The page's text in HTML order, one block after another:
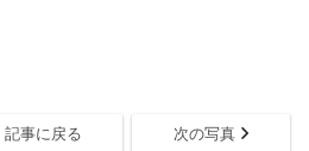
記事に戻る 次の写真